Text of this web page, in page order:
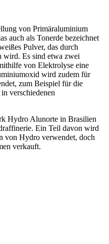
von Primäraluminium
auch als Tonerde bezeichnet
Pulver, das durch
wird. Es sind etwa zwei
von Elektrolyse eine
wird zudem für
zum Beispiel für die
verschiedenen
Hydro Alunorte in Brasilien
Ein Teil davon wird
von Hydro verwendet, doch
verkauft.